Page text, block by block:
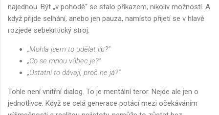
najednou. Být „v pohodě“ se stalo příkazem, nikoliv možností. A
když přijde selhání, anebo jen pauza, namísto přijetí se v hlavě
rozjede sebekritický stroj.
„Mohla jsem to udělat líp?“
„Co se mnou vůbec je?“
„Ostatní to dávají, proč ne já?“
Tohle není vnitřní dialog. To je mentální teror. Nejde ale jen o
jednotlivce. Když se celá generace potácí mezi očekáváním